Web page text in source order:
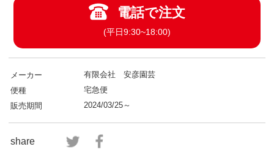
電話で注文
(平日9:30~18:00)
メーカー
有限会社 安彦園芸
便種
宅急便
販売期間
2024/03/25～
share